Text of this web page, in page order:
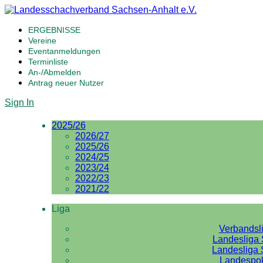
ERGEBNISSE
Vereine
Eventanmeldungen
Terminliste
An-/Abmelden
Antrag neuer Nutzer
Sign In
2025/26
2026/27
2025/26
2024/25
2023/24
2022/23
2021/22
Liga
Landesliga
Landesliga